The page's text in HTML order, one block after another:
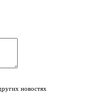
новостях